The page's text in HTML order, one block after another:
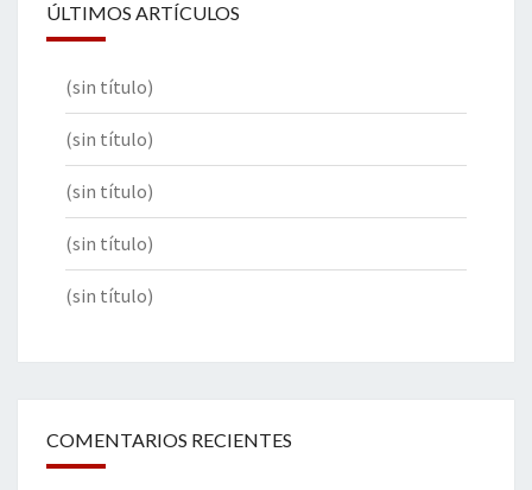
ÚLTIMOS ARTÍCULOS
(sin título)
(sin título)
(sin título)
(sin título)
(sin título)
COMENTARIOS RECIENTES